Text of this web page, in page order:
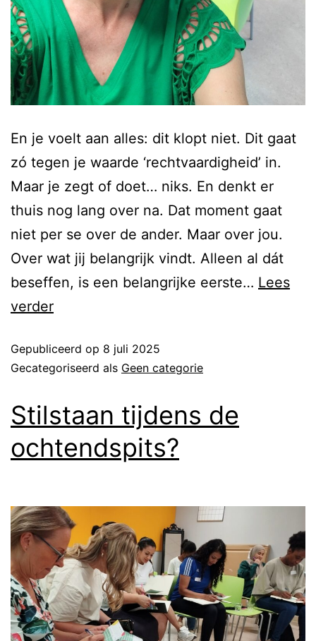
En je voelt aan alles: dit klopt niet. Dit gaat
zó tegen je waarde ‘rechtvaardigheid’ in.
Maar je zegt of doet… niks. En denkt er
thuis nog lang over na. Dat moment gaat
niet per se over de ander. Maar over jou.
Over wat jij belangrijk vindt. Alleen al dát
beseffen, is een belangrijke eerste… Lees
verder
Gepubliceerd op 8 juli 2025
Gecategoriseerd als Geen categorie
Stilstaan tijdens de
ochtendspits?